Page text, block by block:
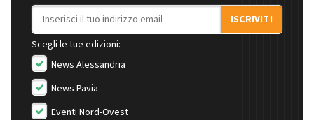
Indirizzo email
ISCRIVITI
Scegli le tue edizioni:
News Alessandria
News Pavia
Eventi Nord-Ovest